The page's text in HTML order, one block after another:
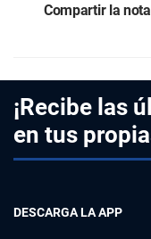
Compartir la
¡Recibe las
en tus
DESCARGA LA APP